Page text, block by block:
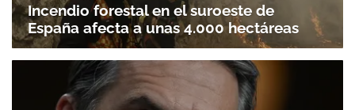
Incendio forestal en el suroeste de
España afecta a unas 4.000 hectáreas